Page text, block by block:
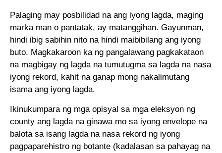
Palaging may posbilidad na ang iyong lagda, maging
marka man o pantatak, ay matanggihan. Gayunman,
hindi ibig sabihin nito na hindi maibibilang ang iyong
buto. Magkakaroon ka ng pangalawang pagkakataon
na magbigay ng lagda na tumutugma sa lagda na nasa
iyong rekord, kahit na ganap mong nakalimutang
isama ang iyong lagda.
Ikinukumpara ng mga opisyal sa mga eleksyon ng
county ang lagda na ginawa mo sa iyong envelope na
balota sa isang lagda na nasa rekord ng iyong
pagpaparehistro ng botante (kadalasan sa pahayag na